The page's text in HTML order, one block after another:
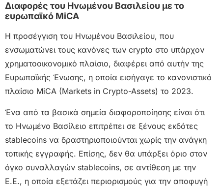
Διαφορές του Ηνωμένου Βασιλείου με το
ευρωπαϊκό MiCA
Η προσέγγιση του Ηνωμένου Βασιλείου, που
ενσωματώνει τους κανόνες των crypto στο υπάρχον
χρηματοοικονομικό πλαίσιο, διαφέρει από αυτήν της
Ευρωπαϊκής Ένωσης, η οποία εισήγαγε το κανονιστικό
πλαίσιο MiCA (Markets in Crypto-Assets) το 2023.
Ένα από τα βασικά σημεία διαφοροποίησης είναι ότι
το Ηνωμένο Βασίλειο επιτρέπει σε ξένους εκδότες
stablecoins να δραστηριοποιούνται χωρίς την ανάγκη
τοπικής εγγραφής. Επίσης, δεν θα υπάρξει όριο στον
όγκο συναλλαγών stablecoins, σε αντίθεση με την
Ε.Ε., η οποία εξετάζει περιορισμούς για την αποφυγή